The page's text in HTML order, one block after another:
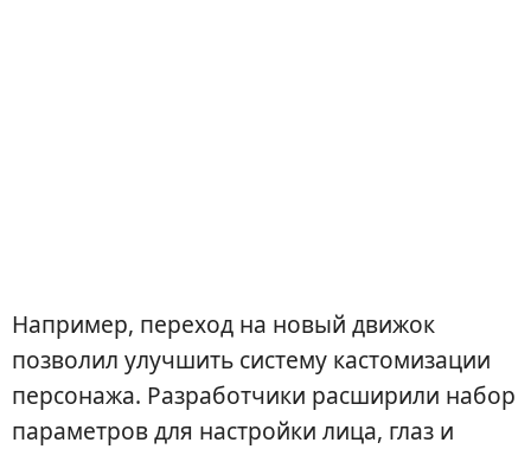
Например, переход на новый движок
позволил улучшить систему кастомизации
персонажа. Разработчики расширили набор
параметров для настройки лица, глаз и